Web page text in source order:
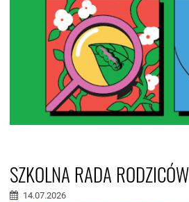
SZKOLNA RADA
14.07.2026